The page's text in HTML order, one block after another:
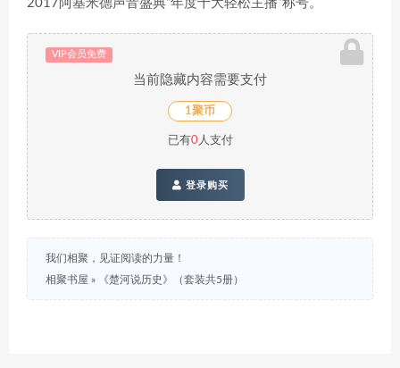
2017阿基米德声音盛典“年度十大轻松主播”称号。
VIP会员免费
当前隐藏内容需要支付
1聚币
已有0人支付
登录购买
我们相聚，见证阅读的力量！
相聚书屋 » 《楚河说历史》（套装共5册）